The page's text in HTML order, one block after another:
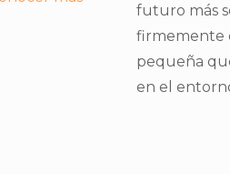
futuro más
firmemente
pequeña
en el